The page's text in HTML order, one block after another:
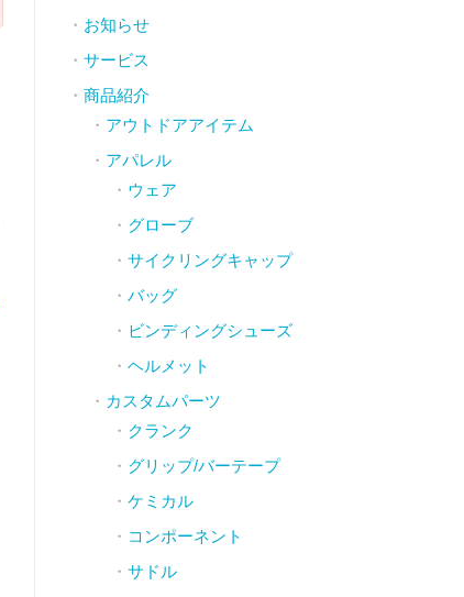
お知らせ
サービス
商品紹介
アウトドアアイテム
アパレル
ウェア
グローブ
サイクリングキャップ
バッグ
ビンディングシューズ
ヘルメット
カスタムパーツ
クランク
グリップ/バーテープ
ケミカル
コンポーネント
サドル